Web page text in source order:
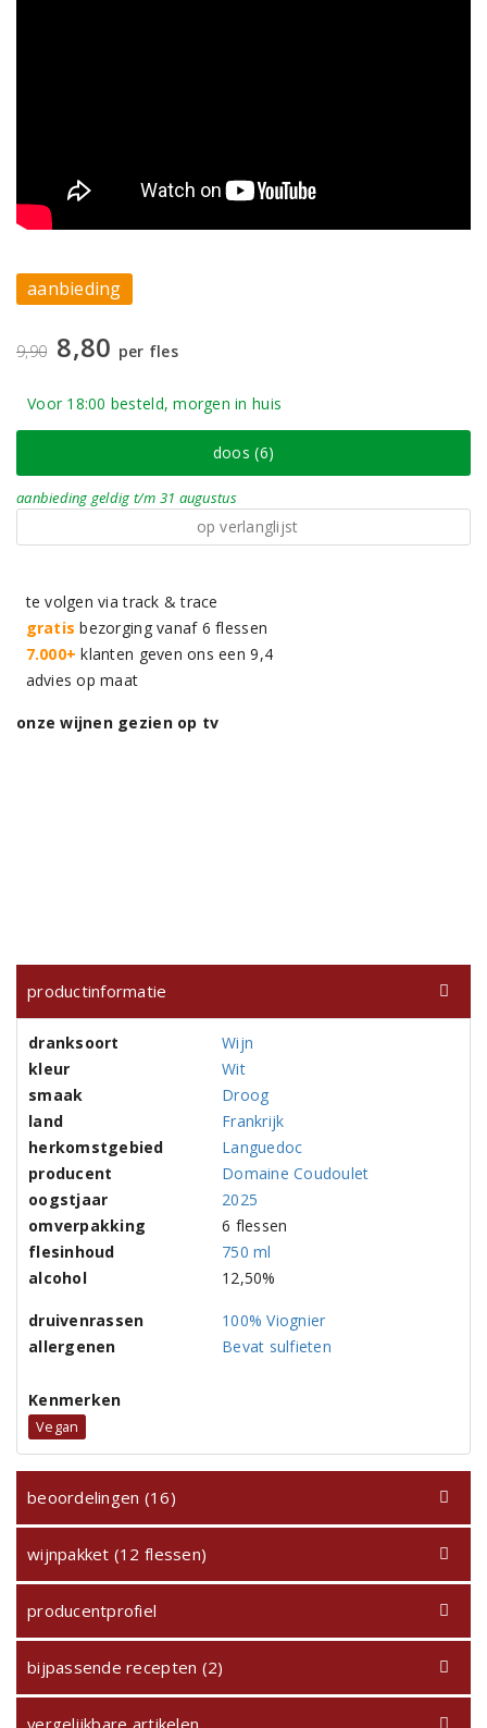
aanbieding
9,90 8,80 per fles
Voor 18:00 besteld, morgen in huis
doos (6)
aanbieding geldig t/m 31 augustus
op verlanglijst
te volgen via track & trace
gratis bezorging vanaf 6 flessen
7.000+ klanten geven ons een 9,4
advies op maat
onze wijnen gezien op tv
productinformatie
dranksoort
Wijn
kleur
Wit
smaak
Droog
land
Frankrijk
herkomstgebied
Languedoc
producent
Domaine Coudoulet
oogstjaar
2025
omverpakking
6 flessen
flesinhoud
750 ml
alcohol
12,50%
druivenrassen
100% Viognier
allergenen
Bevat sulfieten
Kenmerken
Vegan
beoordelingen (16)
wijnpakket (12 flessen)
producentprofiel
bijpassende recepten (2)